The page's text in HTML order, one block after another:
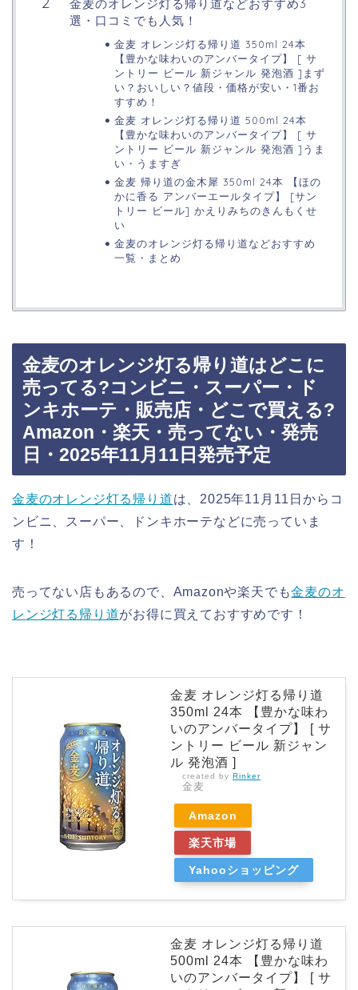
金麦のオレンジ灯る帰り道などおすすめ3
選・口コミでも人気！
金麦 オレンジ灯る帰り道 350ml 24本
【豊かな味わいのアンバータイプ】 [ サ
ントリー ビール 新ジャンル 発泡酒 ]まず
い？おいしい？値段・価格が安い・1番お
すすめ！
金麦 オレンジ灯る帰り道 500ml 24本
【豊かな味わいのアンバータイプ】 [ サ
ントリー ビール 新ジャンル 発泡酒 ]うま
い・うますぎ
金麦 帰り道の金木犀 350ml 24本 【ほの
かに香る アンバーエールタイプ】 [サン
トリー ビール] かえりみちのきんもくせ
い
金麦のオレンジ灯る帰り道などおすすめ
一覧・まとめ
金麦のオレンジ灯る帰り道はどこに
売ってる?コンビニ・スーパー・ド
ンキホーテ・販売店・どこで買える?
Amazon・楽天・売ってない・発売
日・2025年11月11日発売予定
金麦のオレンジ灯る帰り道は、2025年11月11日からコ
ンビニ、スーパー、ドンキホーテなどに売っていま
す！
売ってない店もあるので、Amazonや楽天でも金麦のオ
レンジ灯る帰り道がお得に買えておすすめです！
金麦 オレンジ灯る帰り道
350ml 24本 【豊かな味わ
いのアンバータイプ】 [ サ
ントリー ビール 新ジャン
ル 発泡酒 ]
created by Rinker
金麦
Amazon
楽天市場
Yahooショッピング
金麦 オレンジ灯る帰り道
500ml 24本 【豊かな味わ
いのアンバータイプ】 [ サ